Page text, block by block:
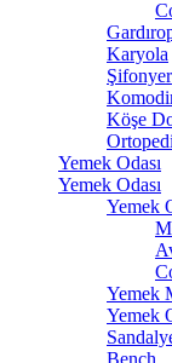
Karyola
Şifonyer
Köşe
Yemek Odası
Yemek Odası
Yemek
Yemek
Yemek
Bench